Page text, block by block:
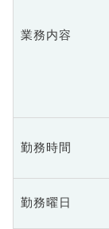
業務内容
勤務時間
勤務曜日